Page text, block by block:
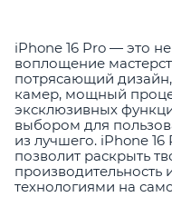
iPhone 16 Pro — это
воплощение
потрясающий
камер, мощный
эксклюзивных
выбором для
из лучшего. iPhone
позволит раскрыть
технологиями на